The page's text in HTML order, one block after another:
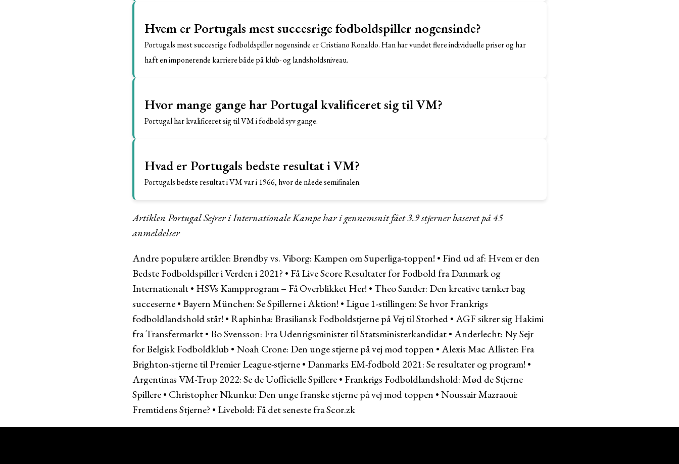
Hvem er Portugals mest succesrige fodboldspiller nogensinde?
Portugals mest succesrige fodboldspiller nogensinde er Cristiano Ronaldo. Han har vundet flere individuelle priser og har
haft en imponerende karriere både på klub- og landsholdsniveau.
Hvor mange gange har Portugal kvalificeret sig til VM?
Portugal har kvalificeret sig til VM i fodbold syv gange.
Hvad er Portugals bedste resultat i VM?
Portugals bedste resultat i VM var i 1966, hvor de nåede semifinalen.
Artiklen Portugal Sejrer i Internationale Kampe har i gennemsnit fået3.9stjerner baseret på45
anmeldelser
Andre populære artikler: Brøndby vs. Viborg: Kampen om Superliga-toppen! • Find ud af: Hvem er den
Bedste Fodboldspiller i Verden i 2021? • Få Live Score Resultater for Fodbold fra Danmark og
Internationalt• HSVs Kampprogram – Få Overblikket Her! •Theo Sander: Den kreative tænker bag
succeserne• Bayern München: Se Spillerne i Aktion! • Ligue 1-stillingen: Se hvor Frankrigs
fodboldlandshold står! • Raphinha: Brasiliansk Fodboldstjerne på Vej til Storhed•AGF sikrer sig Hakimi
fra Transfermarkt• Bo Svensson: Fra Udenrigsminister til Statsministerkandidat•Anderlecht: Ny Sejr
for Belgisk Fodboldklub •Noah Crone: Den unge stjerne på vej mod toppen •Alexis Mac Allister: Fra
Brighton-stjerne til Premier League-stjerne• Danmarks EM-fodbold 2021: Se resultater og program! •
Argentinas VM-Trup 2022: Se de Uofficielle Spillere• Frankrigs Fodboldlandshold: Mød de Stjerne
Spillere• Christopher Nkunku: Den unge franske stjerne på vej mod toppen •Noussair Mazraoui:
Fremtidens Stjerne? • Livebold: Få det seneste fra Scor.zk